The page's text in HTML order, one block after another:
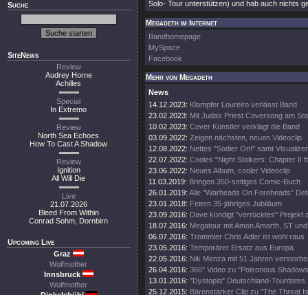
Suche
SiteNews
Review
Audrey Horne
Achilles
Special
In Extremo
Review
North Sea Echoes
How To Cast A Shadow
Review
Ignition
All Will Die
Live
21.07.2026
Bleed From Within
Conrad Sohm, Dornbirn
Upcoming Live
Graz
Wolfmother
Innsbruck
Wolfmother
Solo- Tour unterstützen) und hab auch nichts
Megadeth im Internet
Bandhomepage
MySpace
Facebook
Mehr von Megadeth
News
14.12.2023: Klampfer Loureiro verlässt Band
23.02.2023: Mit Judas Priest Coversong am
10.02.2023: Cover Künstler verklagt die Band
03.09.2022: Zeigen nächsten, neuen Videoclip
12.08.2022: Nettes "Sodier On!" samt Visualizer
22.07.2022: Cooles "Night Stalkers: Chapter II
23.06.2022: Neues Album, cooler Videoclip
11.03.2019: Bringen 350-seitiges Comic-Buch
26.01.2019: Alle "Warheads On Foreheads"
23.01.2018: Feiern 35-jähriges Jubiläum
23.09.2016: Dave kündigt "verrücktes" Projekt
18.07.2016: Megatour mit Amon Amarth, ST
06.07.2016: Trommler Chris Adler ist wohl raus
23.05.2016: Temporärer Ersatz aus Europa
22.05.2016: Nik Menza mit 51 Jahren
26.04.2016: 360° Video zu "Poisonous
13.01.2016: "Dystopia" Deutschland-Tourdates.
25.12.2015: Bärenstarker Clip zu "The Threat